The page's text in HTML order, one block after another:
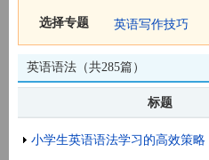
选择专题 英语写作技巧
英语语法（共285篇）
标题
小学生英语语法学习的高效策略